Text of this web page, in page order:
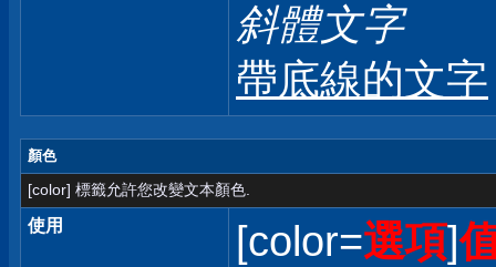
斜體文字
帶底線的文字
顏色
[color] 標籤允許您改變文本顏色.
使用 [color=選項]